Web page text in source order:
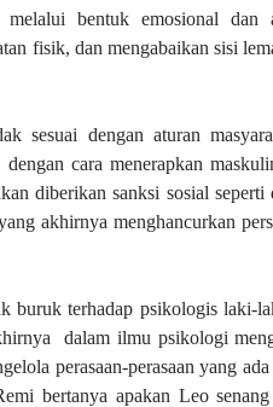
bentuk emosional dan
fisik, dan mengabaikan sisi
sesuai dengan aturan
cara menerapkan
diberikan sanksi sosial seperti
akhirnya menghancurkan
buruk terhadap psikologis laki-
dalam ilmu psikologi
perasaan-perasaan yang
bertanya apakan Leo